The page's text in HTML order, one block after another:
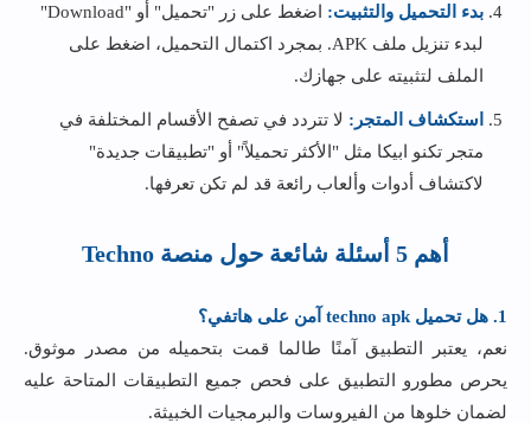
بدء التحميل والتثبيت:
اضغط على زر "تحميل" أو "Download"
لبدء تنزيل ملف APK. بمجرد اكتمال التحميل، اضغط على
الملف لتثبيته على جهازك.
استكشاف المتجر: لا تتردد في تصفح الأقسام المختلفة في
متجر تكنو ابيكا مثل "الأكثر تحميلاً" أو "تطبيقات جديدة"
لاكتشاف أدوات وألعاب رائعة قد لم تكن تعرفها.
أهم 5 أسئلة شائعة حول منصة Techno
1. هل تحميل techno apk آمن على هاتفي؟
نعم، يعتبر التطبيق آمنًا طالما قمت بتحميله من مصدر موثوق.
يحرص مطورو التطبيق على فحص جميع التطبيقات المتاحة عليه
لضمان خلوها من الفيروسات والبرمجيات الخبيثة.